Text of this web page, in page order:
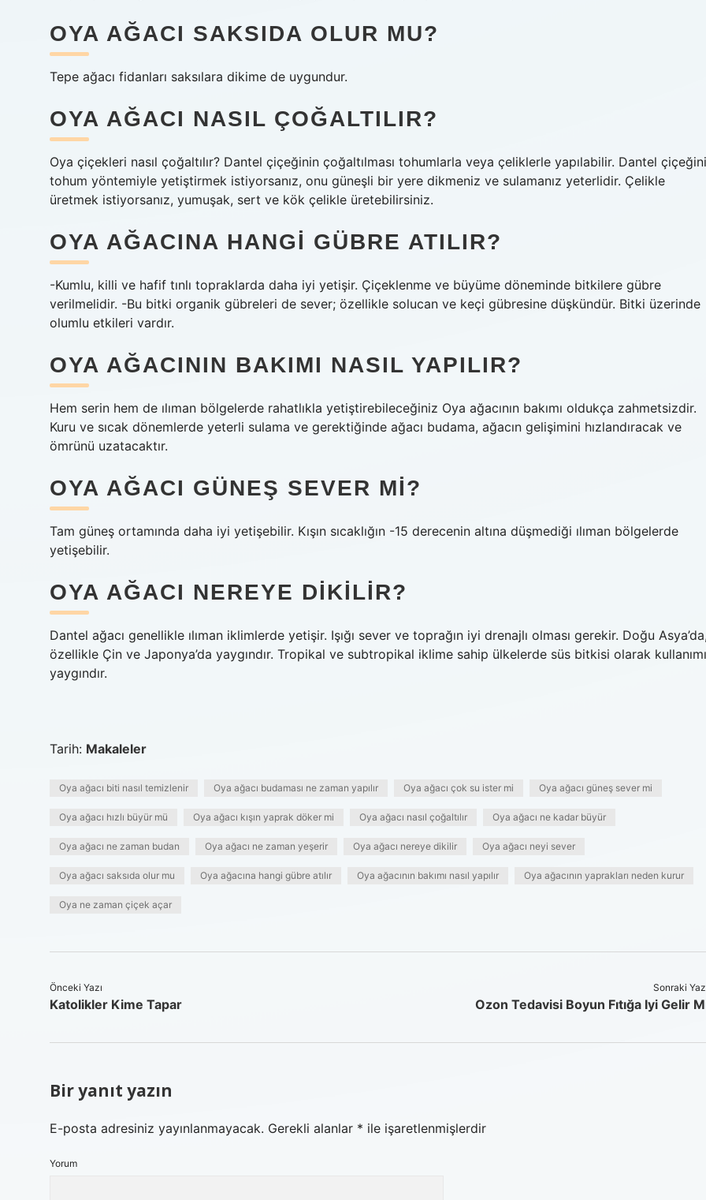
OYA AĞACI SAKSIDA OLUR MU?
Tepe ağacı fidanları saksılara dikime de uygundur.
OYA AĞACI NASIL ÇOĞALTILIR?
Oya çiçekleri nasıl çoğaltılır? Dantel çiçeğinin çoğaltılması tohumlarla veya çeliklerle yapılabilir. Dantel çiçeğini
tohum yöntemiyle yetiştirmek istiyorsanız, onu güneşli bir yere dikmeniz ve sulamanız yeterlidir. Çelikle
üretmek istiyorsanız, yumuşak, sert ve kök çelikle üretebilirsiniz.
OYA AĞACINA HANGI GÜBRE ATILIR?
-Kumlu, killi ve hafif tınlı topraklarda daha iyi yetişir. Çiçeklenme ve büyüme döneminde bitkilere gübre
verilmelidir. -Bu bitki organik gübreleri de sever; özellikle solucan ve keçi gübresine düşkündür. Bitki üzerinde
olumlu etkileri vardır.
OYA AĞACININ BAKIMI NASIL YAPILIR?
Hem serin hem de ılıman bölgelerde rahatlıkla yetiştirebileceğiniz Oya ağacının bakımı oldukça zahmetsizdir.
Kuru ve sıcak dönemlerde yeterli sulama ve gerektiğinde ağacı budama, ağacın gelişimini hızlandıracak ve
ömrünü uzatacaktır.
OYA AĞACI GÜNEŞ SEVER MI?
Tam güneş ortamında daha iyi yetişebilir. Kışın sıcaklığın -15 derecenin altına düşmediği ılıman bölgelerde
yetişebilir.
OYA AĞACI NEREYE DIKILIR?
Dantel ağacı genellikle ılıman iklimlerde yetişir. Işığı sever ve toprağın iyi drenajlı olması gerekir. Doğu
özellikle Çin ve Japonya’da yaygındır. Tropikal ve subtropikal iklime sahip ülkelerde süs bitkisi olarak kullanımı
yaygındır.
Tarih: Makaleler
Oya ağacı biti nasıl temizlenir Oya ağacı budaması ne zaman yapılır Oya ağacı çok su ister mi Oya ağacı güneş sever mi
Oya ağacı hızlı büyür mü Oya ağacı kışın yaprak döker mi Oya ağacı nasıl çoğaltılır Oya ağacı ne kadar büyür
Oya ağacı ne zaman budan Oya ağacı ne zaman yeşerir Oya ağacı nereye dikilir Oya ağacı neyi sever
Oya ağacı saksıda olur mu Oya ağacına hangi gübre atılır Oya ağacının bakımı nasıl yapılır Oya ağacının yaprakları neden kurur
Oya ne zaman çiçek açar
Önceki Yazı
Katolikler Kime Tapar
Sonraki
Ozon Tedavisi Boyun Fıtığa Iyi Gelir
Bir yanıt yazın
E-posta adresiniz yayınlanmayacak. Gerekli alanlar * ile işaretlenmişlerdir
Yorum